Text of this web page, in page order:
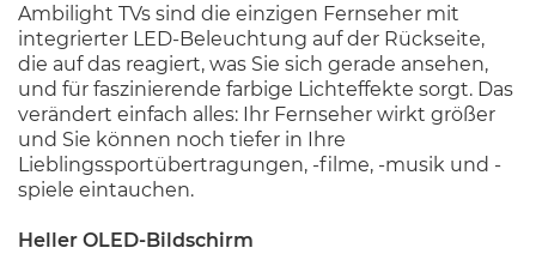
Ambilight TVs sind die einzigen Fernseher mit
integrierter LED-Beleuchtung auf der Rückseite,
die auf das reagiert, was Sie sich gerade ansehen,
und für faszinierende farbige Lichteffekte sorgt. Das
verändert einfach alles: Ihr Fernseher wirkt größer
und Sie können noch tiefer in Ihre
Lieblingssportübertragungen, -filme, -musik und -
spiele eintauchen.
Heller OLED-Bildschirm